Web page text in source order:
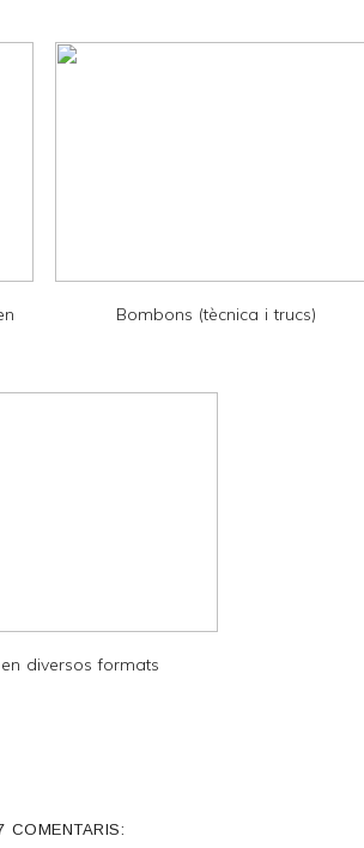
Bombons (tècnica i trucs)
diversos formats
COMENTARIS: